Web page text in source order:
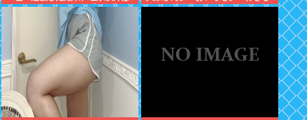
エラー品だと気付いた【ガチ】」
について、もっと具体的に話そう
じゃ」「拙者も」こんなCMに騙